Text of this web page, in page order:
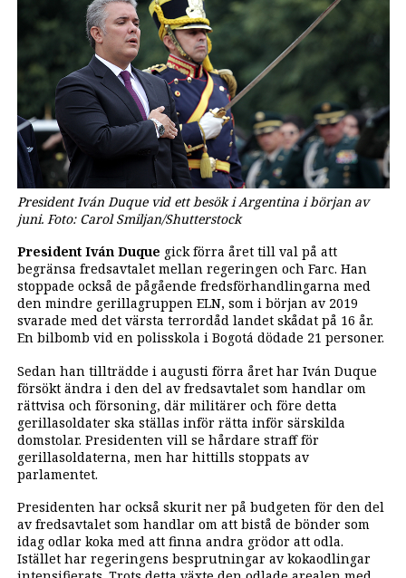
President Iván Duque vid ett besök i Argentina i början av
juni. Foto: Carol Smiljan/Shutterstock
President Iván Duque gick förra året till val på att
begränsa fredsavtalet mellan regeringen och Farc. Han
stoppade också de pågående fredsförhandlingarna med
den mindre gerillagruppen ELN, som i början av 2019
svarade med det värsta terrordåd landet skådat på 16 år.
En bilbomb vid en polisskola i Bogotá dödade 21 personer.
Sedan han tillträdde i augusti förra året har Iván Duque
försökt ändra i den del av fredsavtalet som handlar om
rättvisa och försoning, där militärer och före detta
gerillasoldater ska ställas inför rätta inför särskilda
domstolar. Presidenten vill se hårdare straff för
gerillasoldaterna, men har hittills stoppats av
parlamentet.
Presidenten har också skurit ner på budgeten för den del
av fredsavtalet som handlar om att bistå de bönder som
idag odlar koka med att finna andra grödor att odla.
Istället har regeringens besprutningar av kokaodlingar